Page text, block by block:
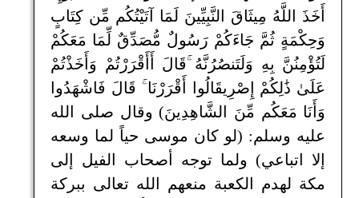
أَخَذَ اللَّهُ مِيثَاقَ النَّبِيِّينَ لَمَا آتَيْتُكُم مِّن كِتَابٍ
وَحِكْمَةٍ ثُمَّ جَاءَكُمْ رَسُولٌ مُّصَدِّقٌ لِّمَا مَعَكُمْ
لَتُؤْمِنُنَّ بِهِ وَلَتَنصُرُنَّهُ ۚقَالَ أَأَقْرَرْتُمْ وَأَخَذْتُمْ
عَلَىٰ ذَٰلِكُمْ إِصْرِيقَالُوا أَقْرَرْنَا ۚ قَالَ فَاشْهَدُوا
وَأَنَا مَعَكُم مِّنَ الشَّاهِدِينَ) وقال صلى الله
عليه وسلم: (لو كان موسى حياً لما وسعه
إلا اتباعي) ولما توجه أصحاب الفيل إلى
مكة لهدم الكعبة منعهم الله تعالى ببركة